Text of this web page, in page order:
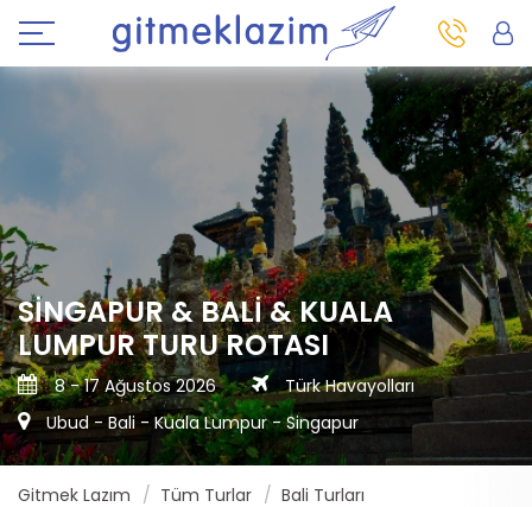
SINGAPUR & BALI & KUALA
LUMPUR TURU ROTASI
8 - 17 Ağustos 2026
Türk Havayolları
Ubud - Bali - Kuala Lumpur - Singapur
Gitmek Lazım Tüm Turlar Bali Turları